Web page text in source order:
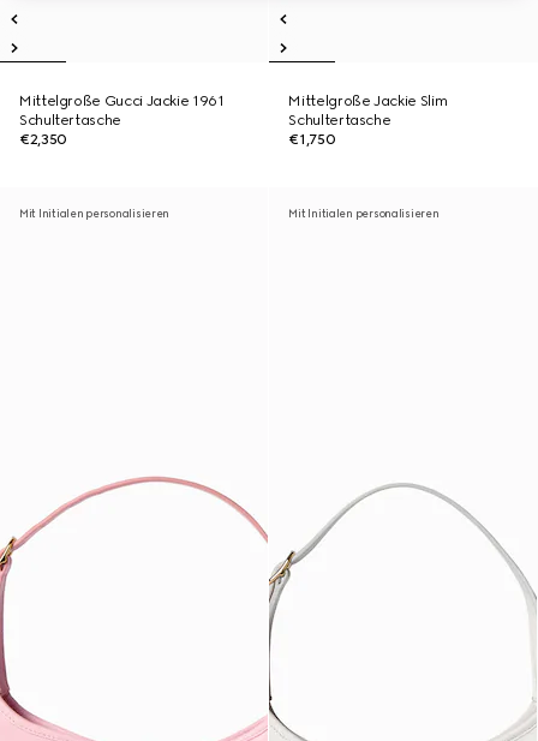
Mittelgroße Gucci Jackie 1961
Schultertasche
€2,350
Mittelgroße Jackie Slim
Schultertasche
€1,750
Mit Initialen personalisieren Mit Initialen personalisieren